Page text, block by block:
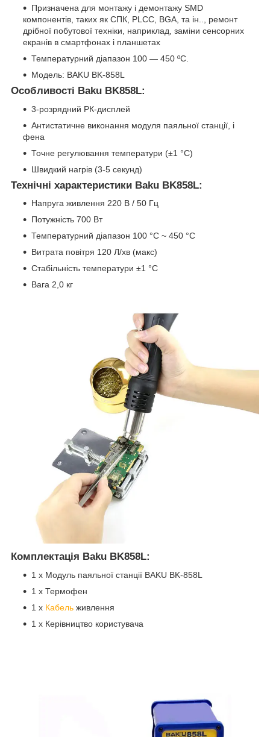
Призначена для монтажу і демонтажу SMD
компонентів, таких як СПК, PLCC, BGA, та ін.., ремонт
дрібної побутової техніки, наприклад, заміни сенсорних
екранів в смартфонах і планшетах
Температурний діапазон 100 ― 450 ºC.
Модель: BAKU BK-858L
Особливості Baku BK858L:
3-розрядний РК-дисплей
Антистатичне виконання модуля паяльної станції, і
фена
Точне регулювання температури (±1 °C)
Швидкий нагрів (3-5 секунд)
Технічні характеристики Baku BK858L:
Напруга живлення 220 В / 50 Гц
Потужність 700 Вт
Температурний діапазон 100 °C ~ 450 °C
Витрата повітря 120 Л/хв (макс)
Стабільність температури ±1 °C
Вага 2,0 кг
Комплектація Baku BK858L:
1 x Модуль паяльної станції BAKU BK-858L
1 х Термофен
1 х Кабель живлення
1 х Керівництво користувача